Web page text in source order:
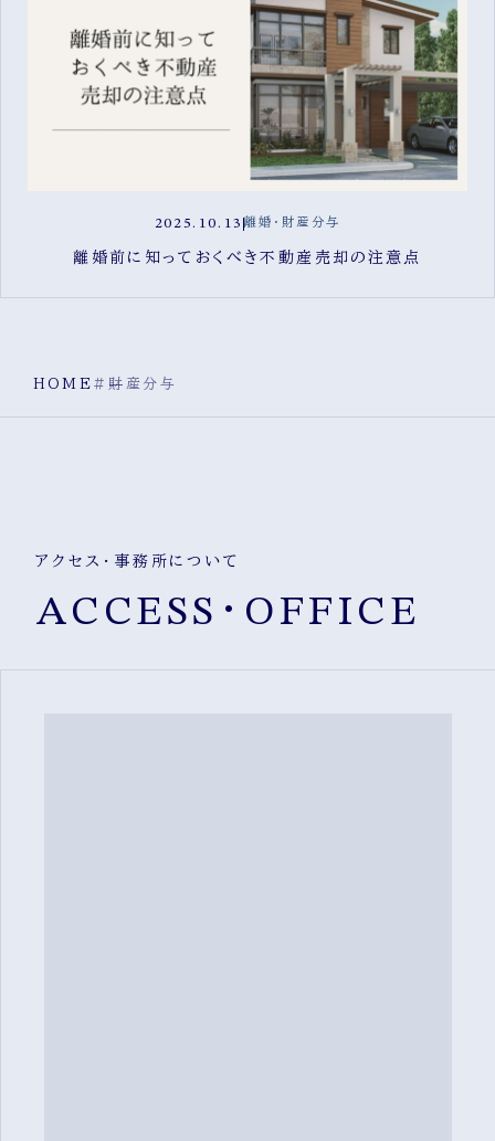
2025.10.13 離婚・財産分与
離婚前に知っておくべき不動産売却の注意点
HOME #財産分与
アクセス・事務所について
ACCESS・OFFICE